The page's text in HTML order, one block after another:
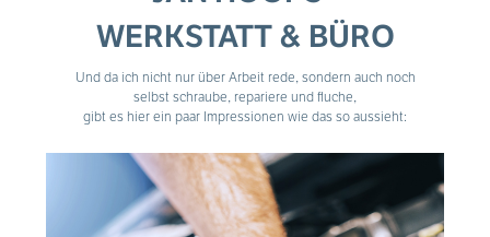
WERKSTATT & BÜRO
Und da ich nicht nur über Arbeit rede, sondern auch noch
selbst schraube, repariere und fluche,
gibt es hier ein paar Impressionen wie das so aussieht: